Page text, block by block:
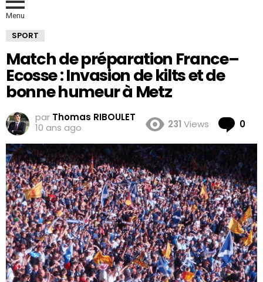
Menu
SPORT
Match de préparation France–
Ecosse : Invasion de kilts et de
bonne humeur à Metz
par Thomas RIBOULET
10 ans ago
231 Views 0